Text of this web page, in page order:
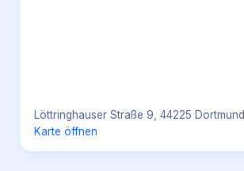
Löttringhauser Straße 9, 44225 Dortmund
Karte öffnen